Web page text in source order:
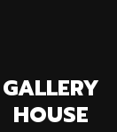
GALLERY
HOUSE